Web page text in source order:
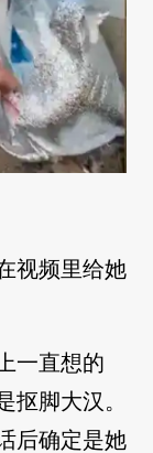
视频里给她
一直想的
抠脚大汉。
后确定是她